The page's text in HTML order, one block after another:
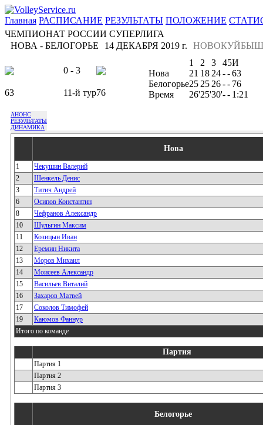
Главная РАСПИСАНИЕ РЕЗУЛЬТАТЫ ПОЛОЖЕНИЕ
ЧЕМПИОНАТ РОССИИ СУПЕРЛИГА
НОВА - БЕЛОГОРЬЕ
14 ДЕКАБРЯ 2019 г.
0 - 3
63 11-й тур76
1 2 3 45И
Нова
21 18 24--63
Белогорье25 25 26-- 76
Время
26'25'30'-- 1:21
АНОНС
РЕЗУЛЬТАТЫ
ДИНАМИКА
Нова
1
Чекушин Валерий
2
Шенкель Денис
3
Титич Андрей
6
Осипов Константин
8
Чефранов Александр
10
Шульгин Максим
11
Козицын Иван
12
Еремин Никита
13
Моров Михаил
14
Моисеев Александр
15
Васильев Виталий
16
Захаров Матвей
17
Соколов Тимофей
19
Каюмов Фаннур
Итого по команде
Партия
Партия 1
Партия 2
Партия 3
Белогорье